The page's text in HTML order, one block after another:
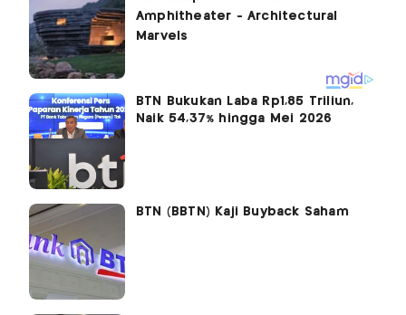
BTN Bukukan Laba Rp1,85 Triliun,
Naik 54,37% hingga Mei 2026
BTN (BBTN) Kaji Buyback Saham